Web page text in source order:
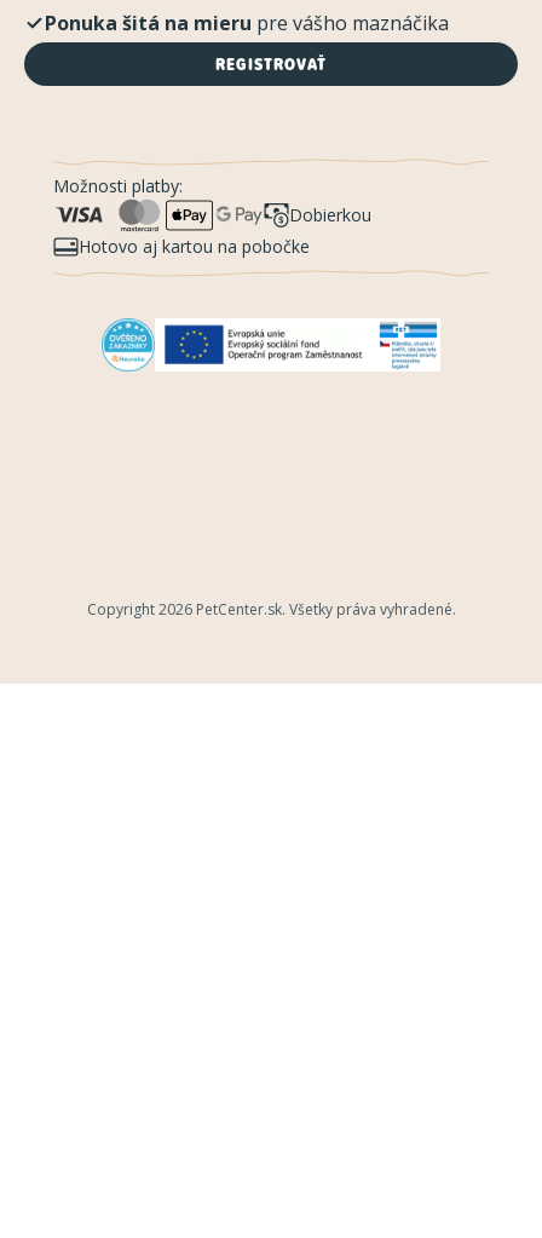
Ponuka šitá na mieru pre vášho maznáčika
REGISTROVAŤ
Možnosti platby:
Dobierkou
Hotovo aj kartou na pobočke
Copyright 2026 PetCenter.sk. Všetky práva vyhradené.